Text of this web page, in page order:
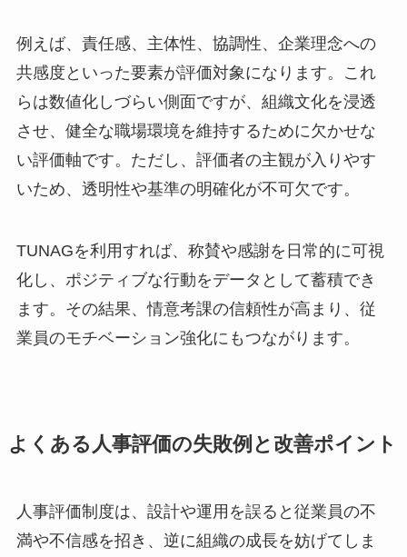
例えば、責任感、主体性、協調性、企業理念への
共感度といった要素が評価対象になります。これ
らは数値化しづらい側面ですが、組織文化を浸透
させ、健全な職場環境を維持するために欠かせな
い評価軸です。ただし、評価者の主観が入りやす
いため、透明性や基準の明確化が不可欠です。
TUNAGを利用すれば、称賛や感謝を日常的に可視
化し、ポジティブな行動をデータとして蓄積でき
ます。その結果、情意考課の信頼性が高まり、従
業員のモチベーション強化にもつながります。
よくある人事評価の失敗例と改善ポイント
人事評価制度は、設計や運用を誤ると従業員の不
満や不信感を招き、逆に組織の成長を妨げてしま